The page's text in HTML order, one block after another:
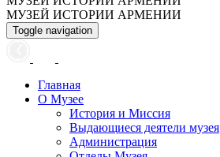
МУЗЕЙ ИСТОРИИ АРМЕНИИ
Toggle navigation
Главная
О Музее
История и Миссия
Выдающиеся деятели музея
Администрация